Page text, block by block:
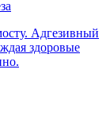
Адгезивный
здоровые